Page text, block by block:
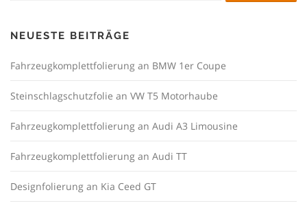
NEUESTE BEITRÄGE
Fahrzeugkomplettfolierung an BMW 1er Coupe
Steinschlagschutzfolie an VW T5 Motorhaube
Fahrzeugkomplettfolierung an Audi A3 Limousine
Fahrzeugkomplettfolierung an Audi TT
Designfolierung an Kia Ceed GT